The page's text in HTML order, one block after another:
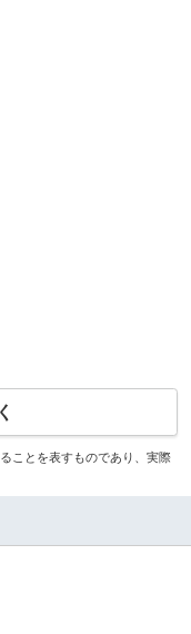
ことを表すものであり、実際